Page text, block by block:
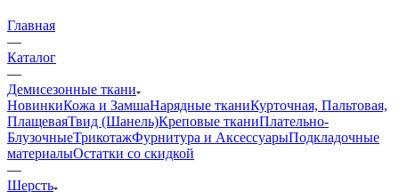
Главная
—
Каталог
—
Демисезонные ткани
НовинкиКожа и ЗамшаНарядные тканиКурточная, Пальтовая,
ПлащеваяТвид (Шанель)Креповые тканиПлательно-
БлузочныеТрикотажФурнитура и АксессуарыПодкладочные
материалыОстатки со скидкой
—
Шерсть